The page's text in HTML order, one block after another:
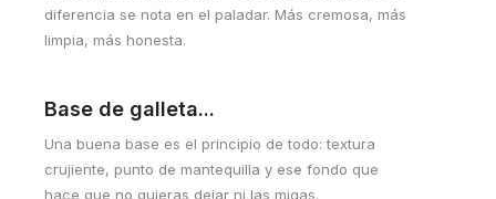
diferencia se nota en el paladar. Más cremosa, más
limpia, más honesta.
Base de galleta...
Una buena base es el principio de todo: textura
crujiente, punto de mantequilla y ese fondo que
hace que no quieras dejar ni las migas.